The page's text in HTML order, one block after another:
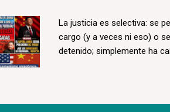
La justicia es selectiva: se
cargo (y a veces ni eso) o
detenido; simplemente ha